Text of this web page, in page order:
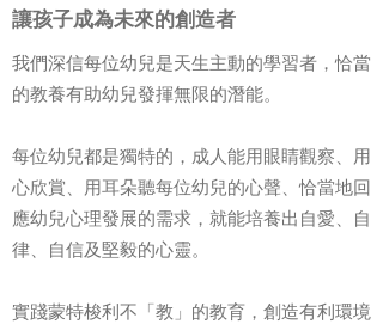
讓孩子成為未來的創造者
我們深信每位幼兒是天生主動的學習者，恰當
的教養有助幼兒發揮無限的潛能。
每位幼兒都是獨特的，成人能用眼睛觀察、用
心欣賞、用耳朵聽每位幼兒的心聲、恰當地回
應幼兒心理發展的需求，就能培養出自愛、自
律、自信及堅毅的心靈。
實踐蒙特梭利不「教」的教育，創造有利環境